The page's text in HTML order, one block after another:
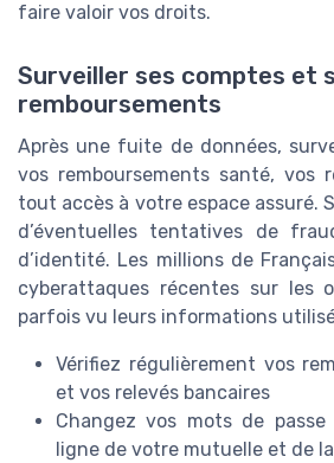
faire valoir vos droits.
Surveiller ses comptes et
remboursements
Après une fuite de données,
vos remboursements santé, vos
tout accès à votre espace assuré.
d’éventuelles tentatives de
d’identité. Les millions de
cyberattaques récentes sur les
parfois vu leurs informations
Vérifiez régulièrement vos
et vos relevés bancaires
Changez vos mots de
ligne de votre mutuelle et de